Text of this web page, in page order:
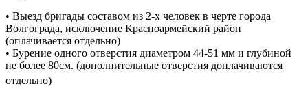
• Выезд бригады составом из 2-х человек в черте города
Волгограда, исключение Красноармейский район
(оплачивается отдельно)
• Бурение одного отверстия диаметром 44-51 мм и глубиной
не более 80см. (дополнительные отверстия доплачиваются
отдельно)